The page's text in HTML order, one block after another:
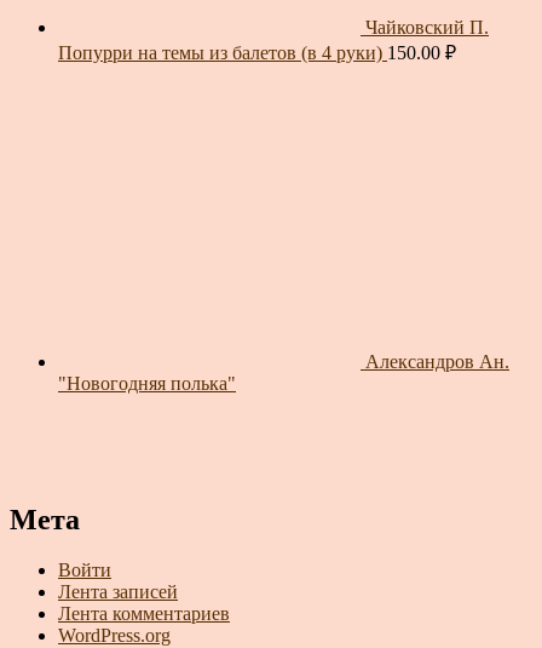
Чайковский П.
Попурри на темы из балетов (в 4 руки) 150.00 ₽
Александров Ан.
"Новогодняя полька"
Мета
Войти
Лента записей
Лента комментариев
WordPress.org